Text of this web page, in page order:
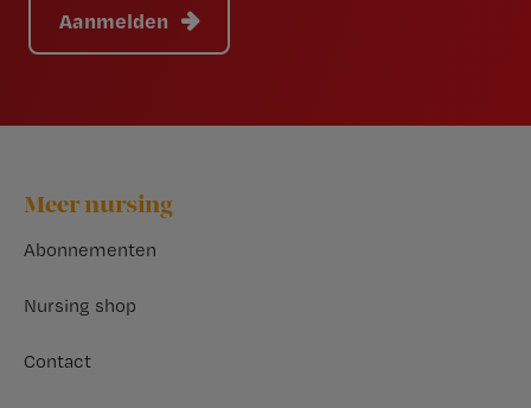
Aanmelden
Footer
Meer nursing
Abonnementen
Nursing shop
Contact